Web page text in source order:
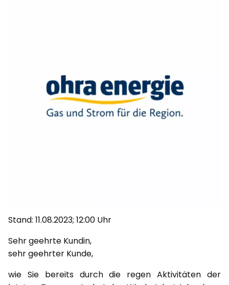
Stand: 11.08.2023; 12:00 Uhr
Sehr geehrte Kundin,
sehr geehrter Kunde,
wie Sie bereits durch die regen Aktivitäten der